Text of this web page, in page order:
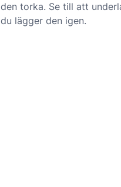
den torka. Se till att
du lägger den igen.